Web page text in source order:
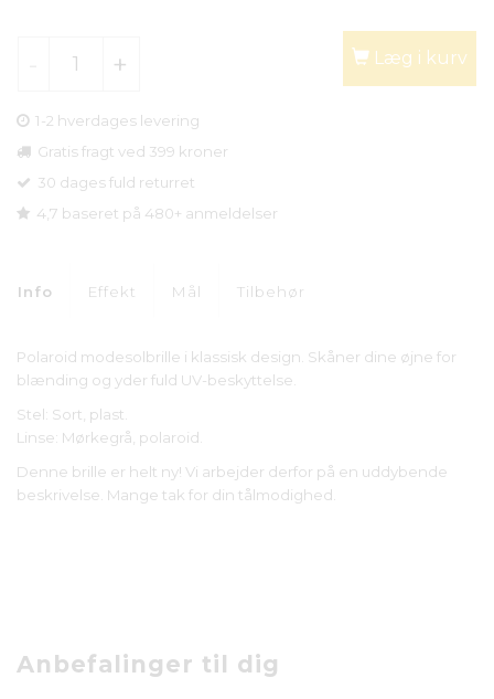
Læg i kurv
1-2 hverdages levering
Gratis fragt ved 399 kroner
30 dages fuld returret
4,7 baseret på 480+ anmeldelser
Info Effekt Mål Tilbehør
Polaroid modesolbrille i klassisk design. Skåner dine øjne for
blænding og yder fuld UV-beskyttelse.
Stel: Sort, plast.
Linse: Mørkegrå, polaroid.
Denne brille er helt ny! Vi arbejder derfor på en uddybende
beskrivelse. Mange tak for din tålmodighed.
Anbefalinger til dig